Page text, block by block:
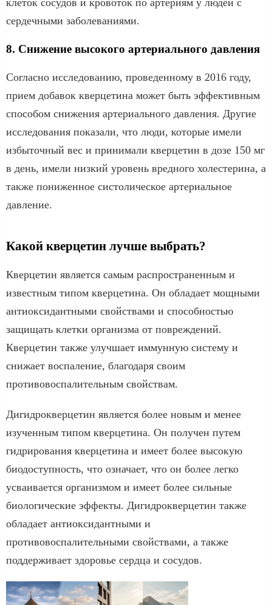
сердечными заболеваниями.
8. Снижение высокого артериального давления
Согласно исследованию, проведенному в 2016 году,
прием добавок кверцетина может быть эффективным
способом снижения артериального давления. Другие
исследования показали, что люди, которые имели
избыточный вес и принимали кверцетин в дозе 150 мг
в день, имели низкий уровень вредного холестерина, а
также пониженное систолическое артериальное
давление.
Какой кверцетин лучше выбрать?
Кверцетин является самым распространенным и
известным типом кверцетина. Он обладает мощными
антиоксидантными свойствами и способностью
защищать клетки организма от повреждений.
Кверцетин также улучшает иммунную систему и
снижает воспаление, благодаря своим
противовоспалительным свойствам.
Дигидрокверцетин является более новым и менее
изученным типом кверцетина. Он получен путем
гидрирования кверцетина и имеет более высокую
биодоступность, что означает, что он более легко
усваивается организмом и имеет более сильные
биологические эффекты. Дигидрокверцетин также
обладает антиоксидантными и
противовоспалительными свойствами, а также
поддерживает здоровье сердца и сосудов.